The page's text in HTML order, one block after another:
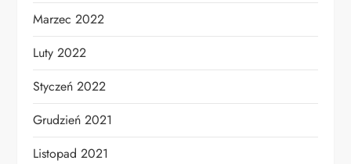
Marzec 2022
Luty 2022
Styczeń 2022
Grudzień 2021
Listopad 2021